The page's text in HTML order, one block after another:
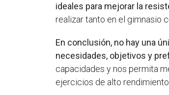
ideales para mejorar la
realizar tanto en el gimnasio
En conclusión, no hay una
necesidades, objetivos y
capacidades y nos permita
ejercicios de alto